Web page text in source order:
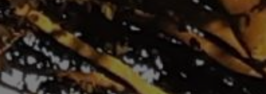
KONTAKT